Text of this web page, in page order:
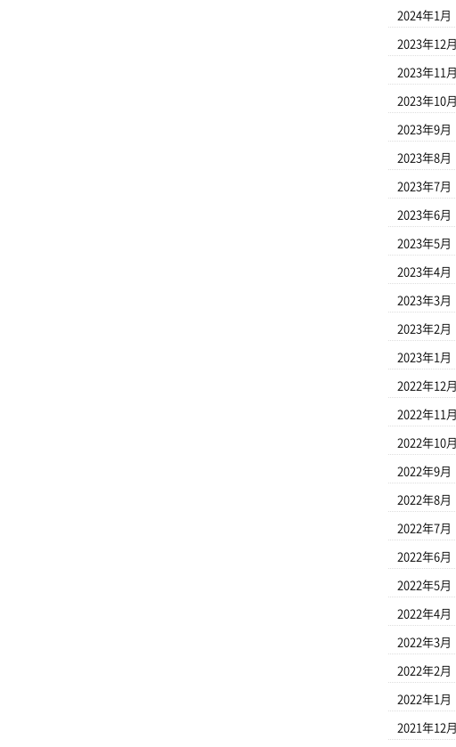
2024年1月
2023年12月
2023年11月
2023年10月
2023年9月
2023年8月
2023年7月
2023年6月
2023年5月
2023年4月
2023年3月
2023年2月
2023年1月
2022年12月
2022年11月
2022年10月
2022年9月
2022年8月
2022年7月
2022年6月
2022年5月
2022年4月
2022年3月
2022年2月
2022年1月
2021年12月